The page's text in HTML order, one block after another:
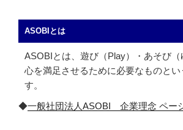
ASOBIとは
ASOBIとは、遊び（Play）・あそび（
心を満足させるために必要なものと
す。
◆一般社団法人ASOBI 企業理念 ペー